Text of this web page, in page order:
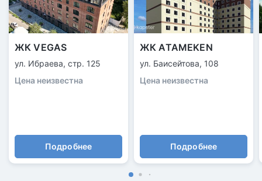
ЖК VEGAS
ул. Ибраева, стр. 125
Цена неизвестна
Подробнее
ЖК ATAMEKEN
ул. Баисейтова, 108
Цена неизвестна
Подробнее